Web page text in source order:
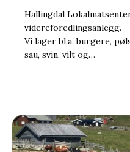
Hallingdal
videreforedlingsanlegg.
Vi lager bl.a. burgere,
sau, svin, vilt og…